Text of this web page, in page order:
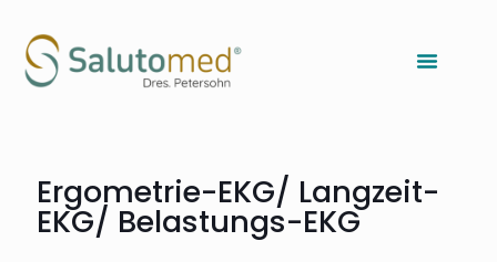
Ergometrie-EKG/ Langzeit-
EKG/ Belastungs-EKG